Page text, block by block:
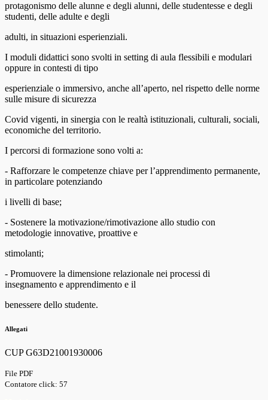
protagonismo delle alunne e degli alunni, delle studentesse e degli
studenti, delle adulte e degli
adulti, in situazioni esperienziali.
I moduli didattici sono svolti in setting di aula flessibili e modulari
oppure in contesti di tipo
esperienziale o immersivo, anche all’aperto, nel rispetto delle norme
sulle misure di sicurezza
Covid vigenti, in sinergia con le realtà istituzionali, culturali, sociali,
economiche del territorio.
I percorsi di formazione sono volti a:
- Rafforzare le competenze chiave per l’apprendimento permanente,
in particolare potenziando
i livelli di base;
- Sostenere la motivazione/rimotivazione allo studio con
metodologie innovative, proattive e
stimolanti;
- Promuovere la dimensione relazionale nei processi di
insegnamento e apprendimento e il
benessere dello studente.
Allegati
CUP G63D21001930006
File PDF
Contatore click: 57